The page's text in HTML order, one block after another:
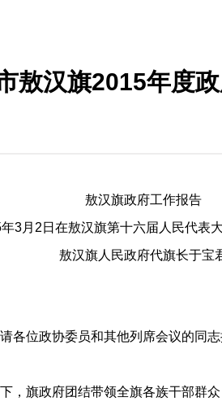
敖汉旗2015年度
敖汉旗政府工作报告
3月2日在敖汉旗第十六届人民代表
敖汉旗人民政府代旗长于宝
各位政协委员和其他列席会议的同志
，旗政府团结带领全旗各族干部群